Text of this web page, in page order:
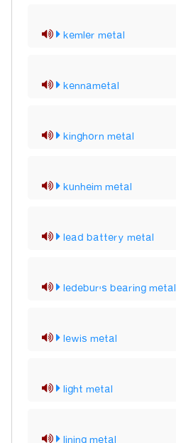
kemler metal
kennametal
kinghorn metal
kunheim metal
lead battery metal
ledebur's bearing metal
lewis metal
light metal